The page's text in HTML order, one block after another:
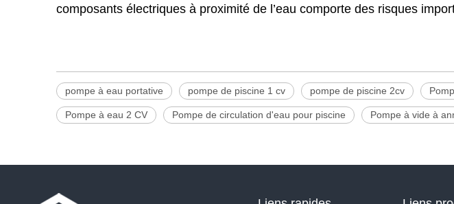
composants électriques à proximité de l’eau comporte des risques
pompe à eau portative pompe de piscine 1 cv pompe de piscine 2cv
Pompe à eau 2 CV Pompe de circulation d'eau pour piscine Pompe à vide à